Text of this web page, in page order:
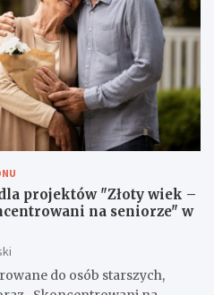
projektów "Złoty wiek –
na seniorze" w
do osób starszych,